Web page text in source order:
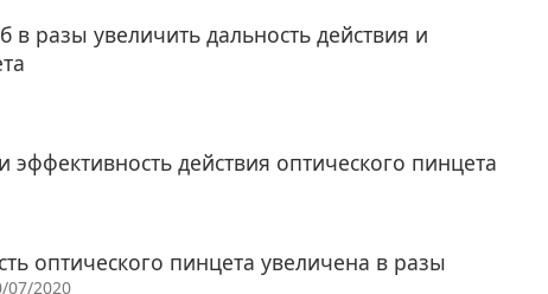
разы увеличить дальность действия и
действия оптического пинцета
оптического пинцета увеличена в разы
07/2020